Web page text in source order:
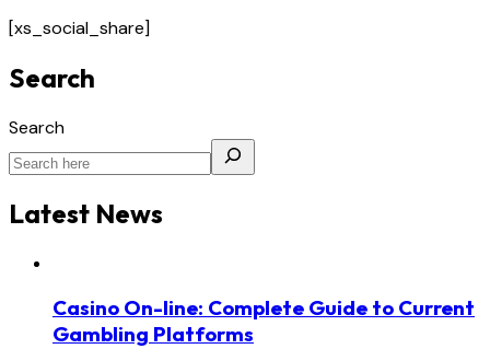
[xs_social_share]
Search
Search
Latest News
Casino On-line: Complete Guide to Current
Gambling Platforms